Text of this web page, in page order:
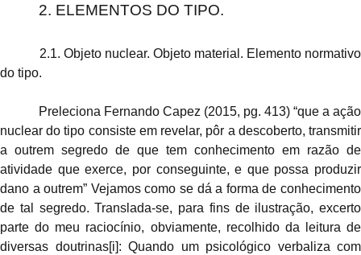
2. ELEMENTOS DO TIPO.
2.1. Objeto nuclear. Objeto material. Elemento normativo
do tipo.
Preleciona Fernando Capez (2015, pg. 413) “que a ação
nuclear do tipo consiste em revelar, pôr a descoberto,transmitir
a outrem segredo de que tem conhecimento em razão de
atividade que exerce, por conseguinte, e que possa produzir
dano a outrem” Vejamos como se dá a forma de conhecimento
de tal segredo. Translada-se, para fins de ilustração, excerto
parte do meu raciocínio, obviamente, recolhido da leitura de
diversas doutrinas[i]: Quando um psicológico verbaliza com